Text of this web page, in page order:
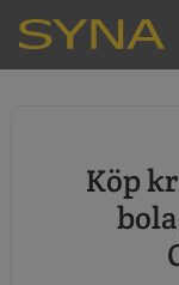
Köp kreditupplysning och